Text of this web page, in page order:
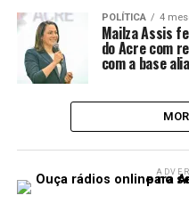
POLÍTICA 4
Mailza Assis
do Acre com
com a base